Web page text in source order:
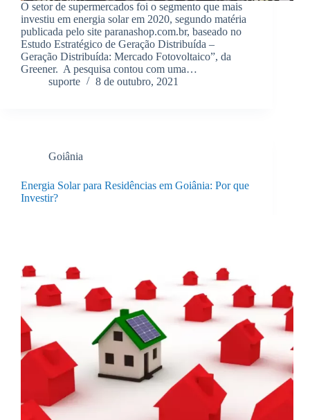
O setor de supermercados foi o segmento que mais
investiu em energia solar em 2020, segundo matéria
publicada pelo site paranashop.com.br, baseado no
Estudo Estratégico de Geração Distribuída –
Geração Distribuída: Mercado Fotovoltaico”, da
Greener. A pesquisa contou com uma…
suporte
8 de outubro, 2021
Goiânia
Energia Solar para Residências em Goiânia: Por que
Investir?